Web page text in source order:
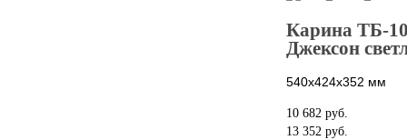
Карина ТБ-
Джексон
540х424х352 мм
10 682 руб.
13 352 руб.